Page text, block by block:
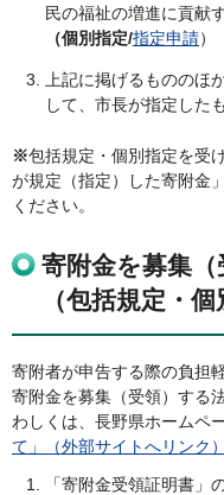
民の福祉の増進に貢献
（個別指定/指定申請）
上記に掲げるもののほ
して、市長が指定した
※包括規定・個別指定を受
が規定（指定）した寄附金
ください。
寄附金を募集
（包括規定・個
寄附者が申告する際の負担
寄附金を募集（受領）する
わしくは、長野県ホームペ
て」（外部サイトへリンク）
「寄附金受領証明書」